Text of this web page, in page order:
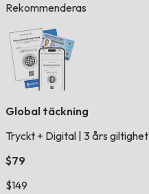
Rekommenderas
Global täckning
Tryckt + Digital 3 års giltighet
$79
$149